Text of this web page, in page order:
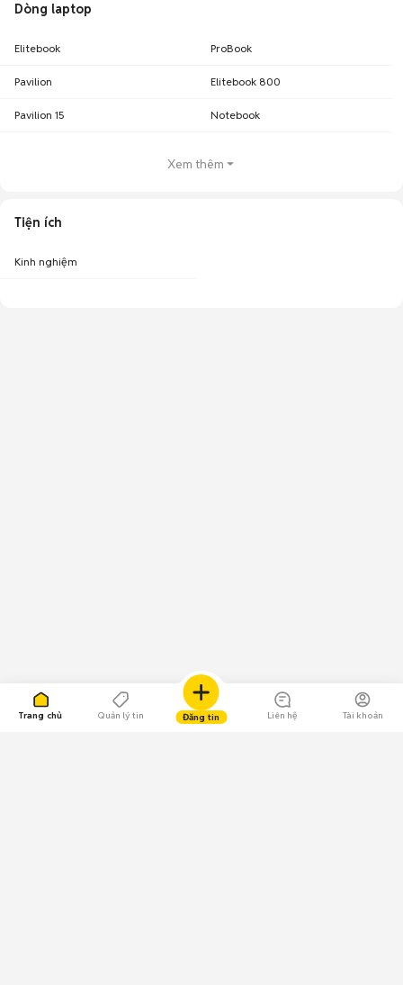
Trang chủ Quản lý tin Đăng tin Liên hệ Tài khoản
Dòng laptop
Elitebook ProBook
Pavilion Elitebook 800
Pavilion 15 Notebook
Xem thêm
Tiện ích
Kinh nghiệm